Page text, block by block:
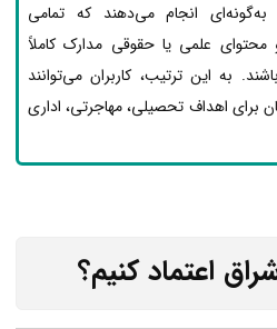
به‌گونه‌ای انجام می‌دهند که تمامی
علمی یا حقوقی مدارک کاملاً
به این ترتیب، کاربران می‌توانند
برای اهداف تحصیلی، مهاجرتی، اداری
اعتماد کنیم؟